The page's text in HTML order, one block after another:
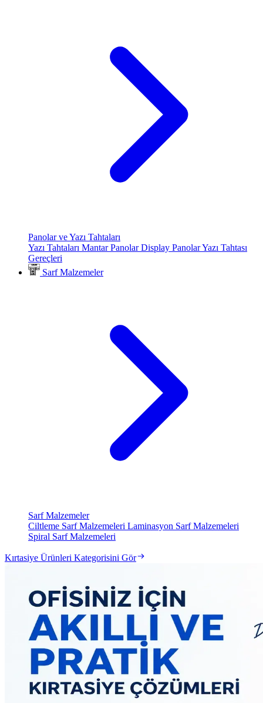
Panolar ve Yazı Tahtaları
Yazı Tahtaları Mantar PanolarDisplay PanolarYazı Tahtası
Gereçleri
Sarf Malzemeler
Sarf Malzemeler
Ciltleme Sarf Malzemeleri Laminasyon Sarf Malzemeleri
Spiral Sarf Malzemeleri
Kırtasiye Ürünleri Kategorisini Gör